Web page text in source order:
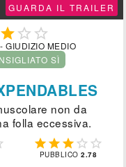
GUARDA IL TRAILER
  
- GIUDIZIO MEDIO
SÌ
non da
folla eccessiva.
    
PUBBLICO2.78